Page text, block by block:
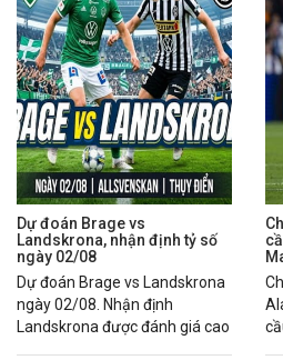
Dự đoán Brage vs
Landskrona, nhận định tỷ số
ngày 02/08
Dự đoán Brage vs Landskrona
ngày 02/08. Nhận định
Landskrona được đánh giá cao